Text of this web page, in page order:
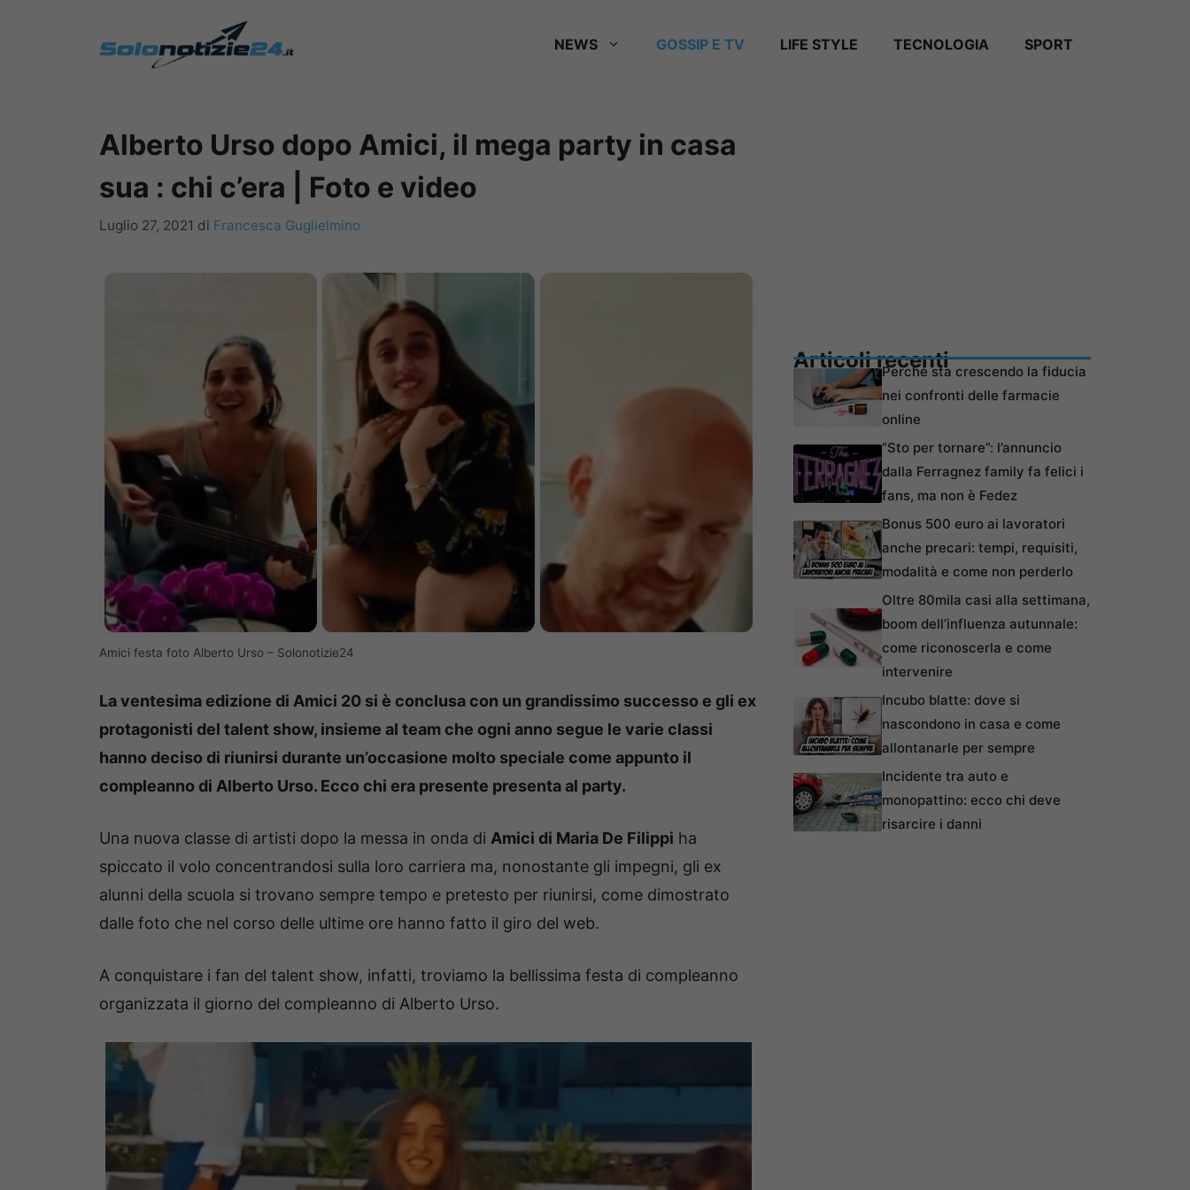
NEWS GOSSIP E TV LIFE STYLE TECNOLOGIA SPORT
Alberto Urso dopo Amici, il mega party in casa
sua : chi c’era | Foto e video
Luglio 27, 2021 di Francesca Guglielmino
Amici festa foto Alberto Urso – Solonotizie24
La ventesima edizione di Amici 20 si è conclusa con un grandissimo successo e gli ex
protagonisti del talent show, insieme al team che ogni anno segue le varie classi
hanno deciso di riunirsi durante un’occasione molto speciale come appunto il
compleanno di Alberto Urso. Ecco chi era presente presenta al party.
Una nuova classe di artisti dopo la messa in onda di Amici di Maria De Filippi ha
spiccato il volo concentrandosi sulla loro carriera ma, nonostante gli impegni, gli ex
alunni della scuola si trovano sempre tempo e pretesto per riunirsi, come dimostrato
dalle foto che nel corso delle ultime ore hanno fatto il giro del web.
A conquistare i fan del talent show, infatti, troviamo la bellissima festa di compleanno
organizzata il giorno del compleanno di Alberto Urso.
Articoli recentiPerché sta crescendo la fiducia
nei confronti delle farmacie
online
“Sto per tornare”: l’annuncio
dalla Ferragnez family fa felici i
fans, ma non è Fedez
Bonus 500 euro ai lavoratori
anche precari: tempi, requisiti,
modalità e come non perderlo
Oltre 80mila casi alla settimana,
boom dell’influenza autunnale:
come riconoscerla e come
intervenire
Incubo blatte: dove si
nascondono in casa e come
allontanarle per sempre
Incidente tra auto e
monopattino: ecco chi deve
risarcire i danni